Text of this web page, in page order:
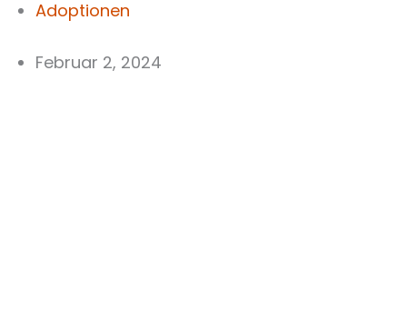
Adoptionen
Februar 2, 2024